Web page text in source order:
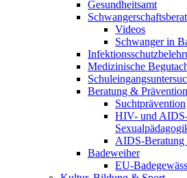
Gesundheitsamt
Videos
Schwanger in
Medizinische
Beratung & Prävention
Suchtprävention
HIV- und
AIDS-Beratung
Badeweiher
EU-